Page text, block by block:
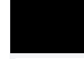
Recebimento de Recursos